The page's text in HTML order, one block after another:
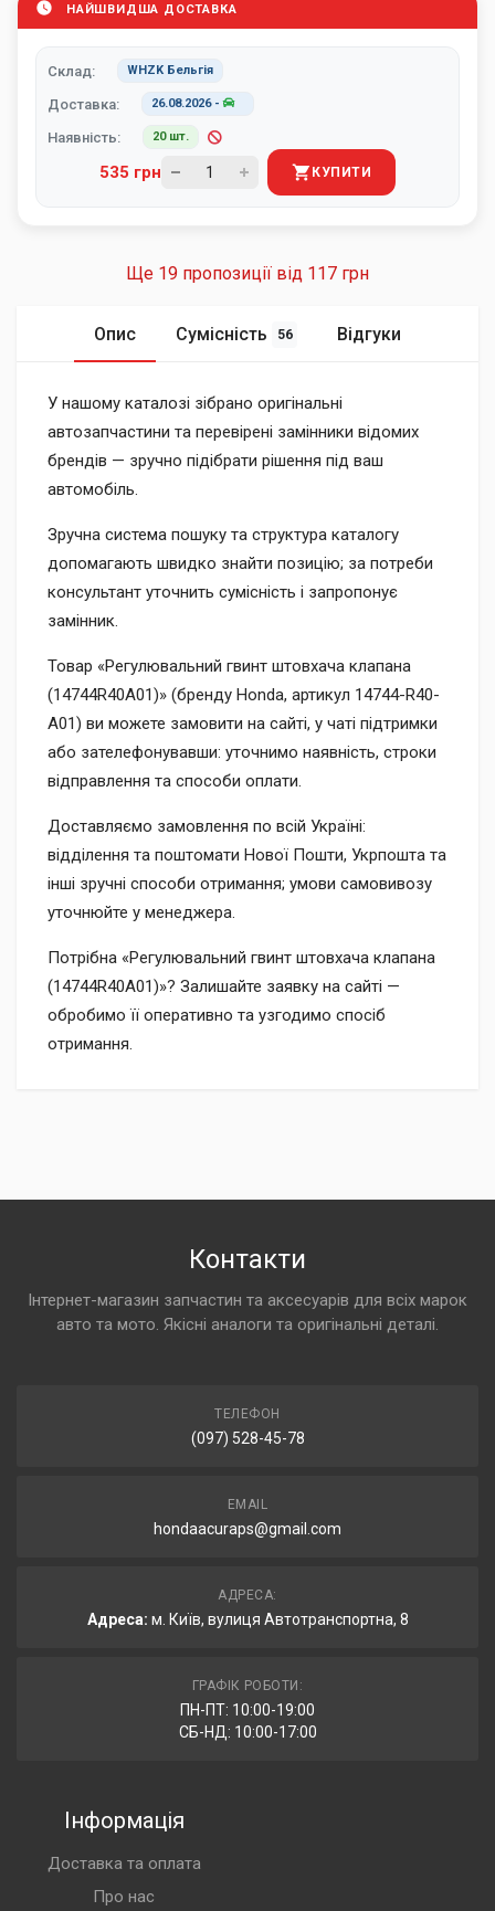
НАЙШВИДША ДОСТАВКА
Склад: WHZK Бельгія
Доставка: 26.08.2026-
Наявність: 20 шт.
535 грн КУПИТИ
Ще 19 пропозиції від 117 грн
Опис Сумісність 56 Відгуки
У нашому каталозі зібрано оригінальні
автозапчастини та перевірені замінники відомих
брендів — зручно підібрати рішення під ваш
автомобіль.
Зручна система пошуку та структура каталогу
допомагають швидко знайти позицію; за потреби
консультант уточнить сумісність і запропонує
замінник.
Товар «Регулювальний гвинт штовхача клапана
(14744R40A01)» (бренду Honda, артикул 14744-R40-
A01) ви можете замовити на сайті, у чаті підтримки
або зателефонувавши: уточнимо наявність, строки
відправлення та способи оплати.
Доставляємо замовлення по всій Україні:
відділення та поштомати Нової Пошти, Укрпошта та
інші зручні способи отримання; умови самовивозу
уточнюйте у менеджера.
Потрібна «Регулювальний гвинт штовхача клапана
(14744R40A01)»? Залишайте заявку на сайті —
обробимо її оперативно та узгодимо спосіб
отримання.
Контакти
Інтернет-магазин запчастин та аксесуарів для всіх марок
авто та мото. Якісні аналоги та оригінальні деталі.
ТЕЛЕФОН
(097) 528-45-78
EMAIL
hondaacuraps@gmail.com
АДРЕСА:
Адреса: м. Київ, вулиця Автотранспортна, 8
ГРАФІК РОБОТИ:
ПН-ПТ: 10:00-19:00
СБ-НД: 10:00-17:00
Інформація
Доставка та оплата
Про нас